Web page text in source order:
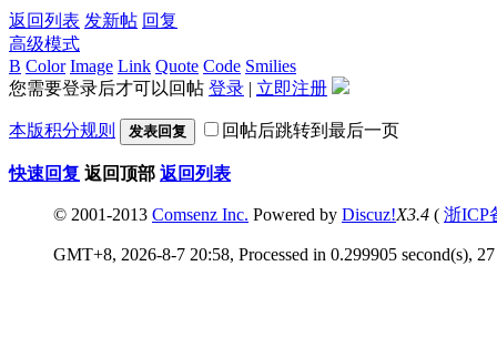
返回列表 发新帖 回复
高级模式
B Color Image Link Quote Code Smilies
您需要登录后才可以回帖 登录 | 立即注册
本版积分规则 发表回复 回帖后跳转到最后一页
快速回复 返回顶部 返回列表
© 2001-2013 Comsenz Inc. Powered by Discuz!X3.4 ( 浙ICP
GMT+8, 2026-8-7 20:58, Processed in 0.299905 second(s),